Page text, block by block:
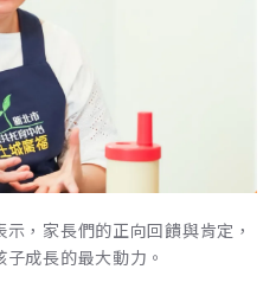
，家長們的正向回饋與肯定，
成長的最大動力。